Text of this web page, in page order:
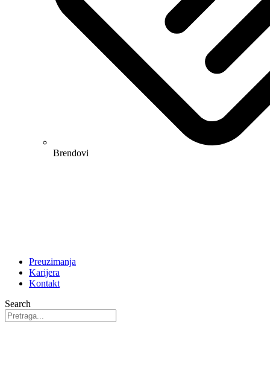
Brendovi
Preuzimanja
Karijera
Kontakt
Search